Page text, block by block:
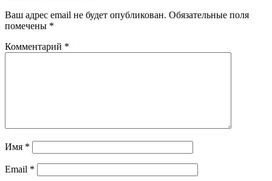
Ваш адрес email не будет опубликован. Обязательные поля
помечены *
Комментарий *
Имя *
Email *